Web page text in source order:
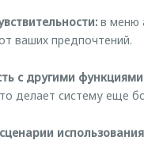
в меню
ваших предпочтений.
с другими
делает систему еще
использования